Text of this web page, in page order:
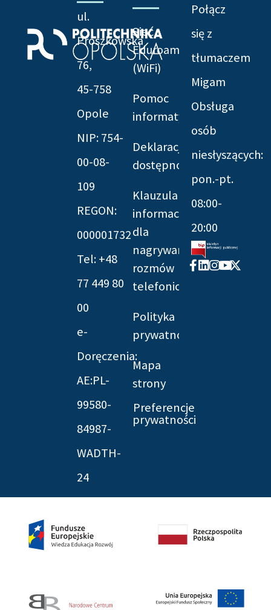
ul.
Prószkowska
76,
45-758
Opole
NIP: 754-
00-08-
109
REGON:
000001732
Tel: +48
77 449 80
00
e-
Doręczenia:
AE:PL-
99580-
84987-
WADTH-
24
Sieć
Eduroam
(WiFi)
Pomoc
informatyczna
Deklaracja
dostępności
Klauzula
informacyjna
dla
nagrywania
rozmów
telefonicznych
Polityka
prywatności
Mapa
strony
Preferencje
prywatności
Połącz
się z
tłumaczem
Migam
Obsługa
osób
niesłyszących:
pon.-pt.
08:00-
20:00
Facebook-
f
Linkedin
Instagram
Youtube
X-